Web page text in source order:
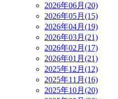
2026年06月(20)
2026年05月(15)
2026年04月(19)
2026年03月(21)
2026年02月(17)
2026年01月(21)
2025年12月(12)
2025年11月(16)
2025年10月(20)